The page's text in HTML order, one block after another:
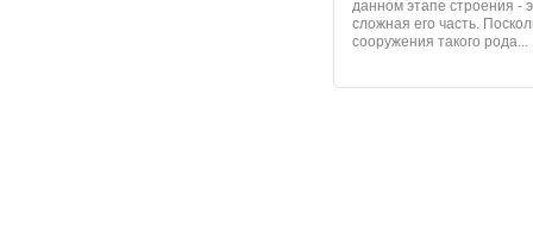
данном этапе строения -
сложная его часть.
сооружения такого рода...